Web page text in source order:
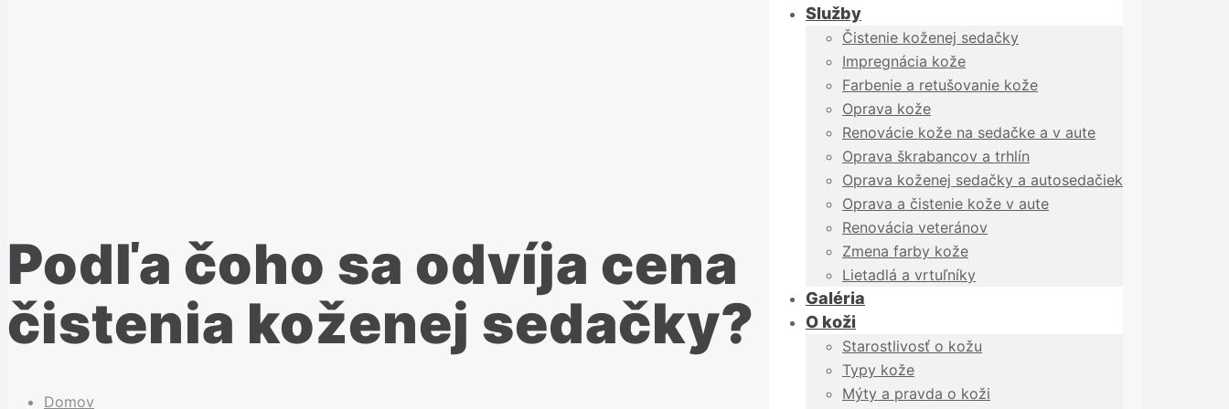
Služby
Čistenie koženej sedačky
Impregnácia kože
Farbenie a retušovanie kože
Oprava kože
Renovácie kože na sedačke a v aute
Oprava škrabancov a trhlín
Oprava koženej sedačky a autosedačiek
Oprava a čistenie kože v aute
Renovácia veteránov
Zmena farby kože
Lietadlá a vrtuľníky
Galéria
O koži
Starostlivosť o kožu
Typy kože
Mýty a pravda o koži
Podľa čoho sa odvíja cena
čistenia koženej sedačky?
Domov